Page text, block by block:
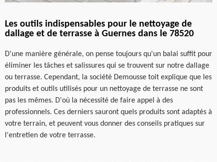
Les outils indispensables pour le nettoyage de
dallage et de terrasse à Guernes dans le 78520
D'une manière générale, on pense toujours qu'un balai suffit pour
éliminer les tâches et salissures qui se trouvent sur notre dallage
ou terrasse. Cependant, la société Demousse toit explique que les
produits et outils utilisés pour un nettoyage de terrasse ne sont
pas les mêmes. D'où la nécessité de faire appel à des
professionnels. Ces derniers sauront quels produits sont adaptés à
votre terrain, et peuvent vous donner des conseils pratiques sur
l'entretien de votre terrasse.